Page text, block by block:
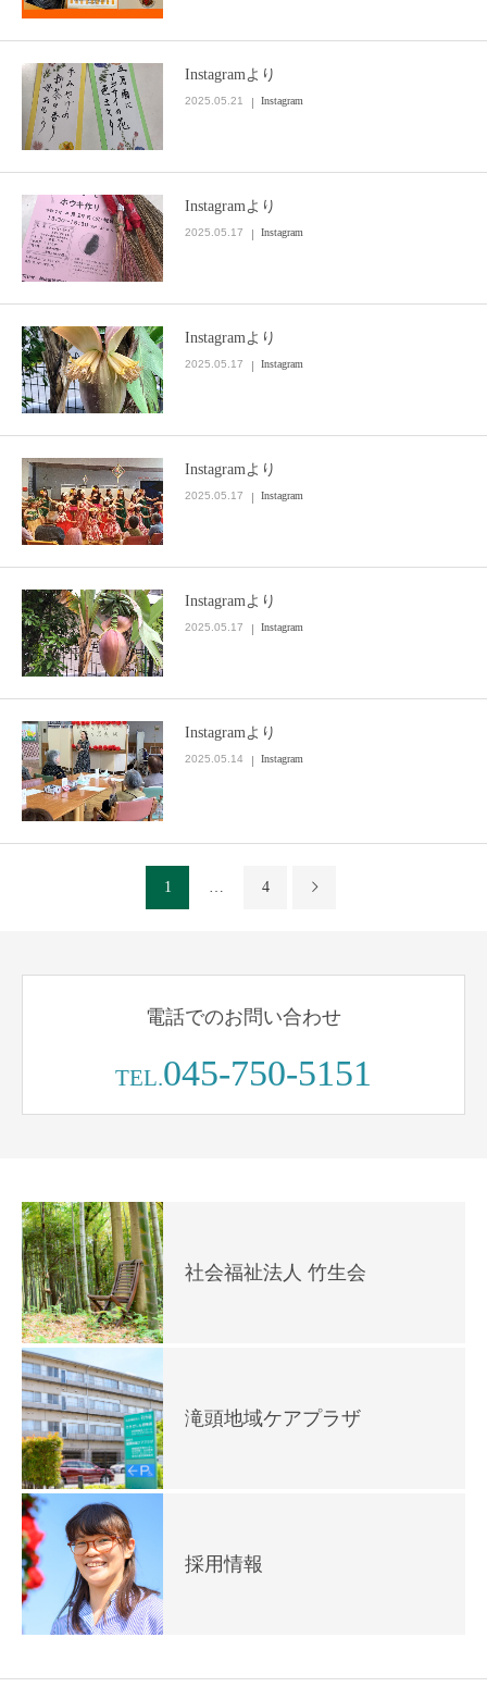
Instagramより
2025.05.21 Instagram
Instagramより
2025.05.17 Instagram
Instagramより
2025.05.17 Instagram
Instagramより
2025.05.17 Instagram
Instagramより
2025.05.17 Instagram
Instagramより
2025.05.14 Instagram
1 4
電話でのお問い合わせ
TEL.045-750-5151
社会福祉法人 竹生会
滝頭地域ケアプラザ
採用情報